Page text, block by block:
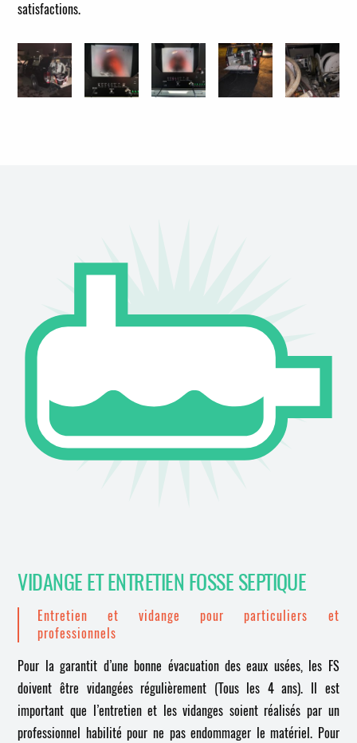
satisfactions.
VIDANGE ET ENTRETIEN FOSSE SEPTIQUE
Entretien et vidange pour particuliers et
professionnels
Pour la garantit d’une bonne évacuation des eaux usées, les FS
doivent être vidangées régulièrement (Tous les 4 ans). Il est
important que l’entretien et les vidanges soient réalisés par un
professionnel habilité pour ne pas endommager le matériel. Pour